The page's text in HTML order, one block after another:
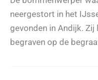
neergestort in het
gevonden in Andijk.
begraven op de